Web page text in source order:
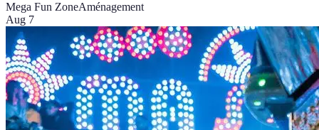
Mega Fun ZoneAménagement
Aug 7